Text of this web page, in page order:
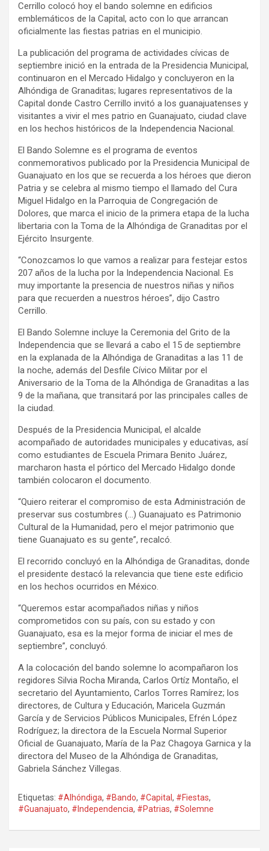
Cerrillo colocó hoy el bando solemne en edificios
emblemáticos de la Capital, acto con lo que arrancan
oficialmente las fiestas patrias en el municipio.
La publicación del programa de actividades cívicas de
septiembre inició en la entrada de la Presidencia Municipal,
continuaron en el Mercado Hidalgo y concluyeron en la
Alhóndiga de Granaditas; lugares representativos de la
Capital donde Castro Cerrillo invitó a los guanajuatenses y
visitantes a vivir el mes patrio en Guanajuato, ciudad clave
en los hechos históricos de la Independencia Nacional.
El Bando Solemne es el programa de eventos
conmemorativos publicado por la Presidencia Municipal de
Guanajuato en los que se recuerda a los héroes que dieron
Patria y se celebra al mismo tiempo el llamado del Cura
Miguel Hidalgo en la Parroquia de Congregación de
Dolores, que marca el inicio de la primera etapa de la lucha
libertaria con la Toma de la Alhóndiga de Granaditas por el
Ejército Insurgente.
“Conozcamos lo que vamos a realizar para festejar estos
207 años de la lucha por la Independencia Nacional. Es
muy importante la presencia de nuestros niñas y niños
para que recuerden a nuestros héroes”, dijo Castro
Cerrillo.
El Bando Solemne incluye la Ceremonia del Grito de la
Independencia que se llevará a cabo el 15 de septiembre
en la explanada de la Alhóndiga de Granaditas a las 11 de
la noche, además del Desfile Cívico Militar por el
Aniversario de la Toma de la Alhóndiga de Granaditas a las
9 de la mañana, que transitará por las principales calles de
la ciudad.
Después de la Presidencia Municipal, el alcalde
acompañado de autoridades municipales y educativas, así
como estudiantes de Escuela Primara Benito Juárez,
marcharon hasta el pórtico del Mercado Hidalgo donde
también colocaron el documento.
“Quiero reiterar el compromiso de esta Administración de
preservar sus costumbres (…) Guanajuato es Patrimonio
Cultural de la Humanidad, pero el mejor patrimonio que
tiene Guanajuato es su gente”, recalcó.
El recorrido concluyó en la Alhóndiga de Granaditas, donde
el presidente destacó la relevancia que tiene este edificio
en los hechos ocurridos en México.
“Queremos estar acompañados niñas y niños
comprometidos con su país, con su estado y con
Guanajuato, esa es la mejor forma de iniciar el mes de
septiembre”, concluyó.
A la colocación del bando solemne lo acompañaron los
regidores Silvia Rocha Miranda, Carlos Ortíz Montaño, el
secretario del Ayuntamiento, Carlos Torres Ramírez; los
directores, de Cultura y Educación, Maricela Guzmán
García y de Servicios Públicos Municipales, Efrén López
Rodríguez; la directora de la Escuela Normal Superior
Oficial de Guanajuato, María de la Paz Chagoya Garnica y la
directora del Museo de la Alhóndiga de Granaditas,
Gabriela Sánchez Villegas.
Etiquetas: #Alhóndiga, #Bando, #Capital , #Fiestas,
#Guanajuato, #Independencia, #Patrias, #Solemne